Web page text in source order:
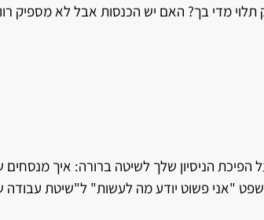
מדי בך? האם יש הכנסות אבל לא מספיק
הניסיון שלך לשיטה ברורה: איך מנסחים
"אני פשוט יודע מה לעשות" ל"שיטת